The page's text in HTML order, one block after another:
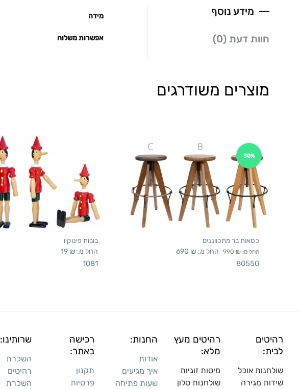
מידע נוסף
חוות דעת (0)
מידה
אפשרות משלוח
מוצרים משודרגים
30%
כסאות בר מתכווננים
החל מ: 990₪ החל מ: 690 ₪
80550
בובות פינוקיו
החל מ: 19 ₪
1081
רהיטים
לבית:
שולחנות אוכל
שידות מגירה
רהיטים מעץ
מלא:
מיטות זוגיות
שולחנות סלון
החנות:
אודות
איך מגיעים
שעות פתיחה
רכישה
באתר:
תקנון
פרטיות
שרותינו:
השכרת
רהיטים
השכרת